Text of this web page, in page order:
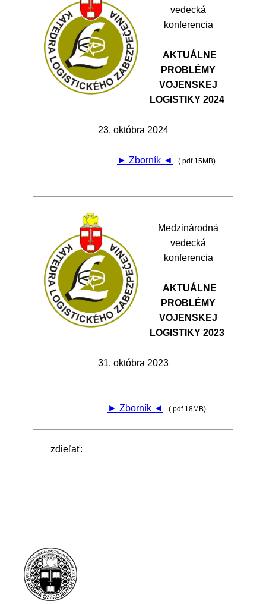
vedecká
konferencia
AKTUÁLNE
PROBLÉMY
VOJENSKEJ
LOGISTIKY 2024
23. októbra 2024
► Zborník ◄ (.pdf 15MB)
Medzinárodná
vedecká
konferencia
AKTUÁLNE
PROBLÉMY
VOJENSKEJ
LOGISTIKY 2023
31. októbra 2023
► Zborník ◄ (.pdf 18MB)
zdieľať: